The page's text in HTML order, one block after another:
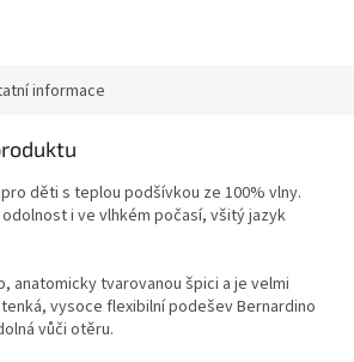
informace
děti s teplou podšívkou ze 100% vlny.
i ve vlhkém počasí, všitý jazyk
anatomicky tvarovanou špici a je velmi
vysoce flexibilní podešev Bernardino
vůči otěru.